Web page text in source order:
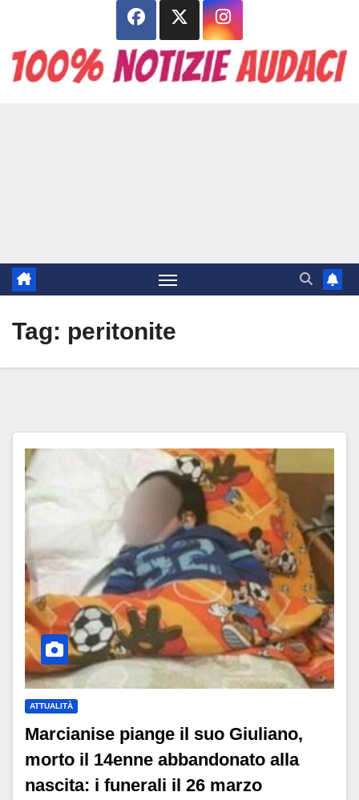
contenuto
Tag: peritonite
ATTUALITÀ
Marcianise piange il suo Giuliano,
morto il 14enne abbandonato alla
nascita: i funerali il 26 marzo